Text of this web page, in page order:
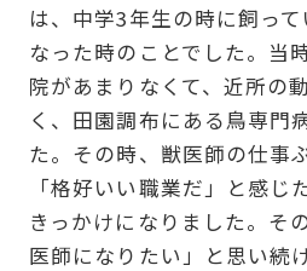
は、中学3年生の時に飼っ
なった時のことでした。当
院があまりなくて、近所の
く、田園調布にある鳥専門
た。その時、獣医師の仕事
「格好いい職業だ」と感じ
きっかけになりました。そ
医師になりたい」と思い続